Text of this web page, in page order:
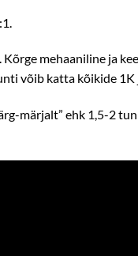
mehaaniline ja
võib katta kõikide
märjalt” ehk 1,5-2